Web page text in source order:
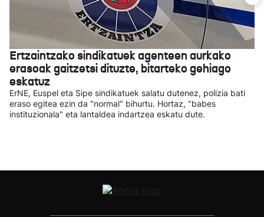
Ertzaintzako sindikatuek agenteen aurkako
erasoak gaitzetsi dituzte, bitarteko gehiago
eskatuz
ErNE, Euspel eta Sipe sindikatuek salatu dutenez, polizia bati
eraso egitea ezin da "normal" bihurtu. Hortaz, "babes
instituzionala" eta lantaldea indartzea eskatu dute.